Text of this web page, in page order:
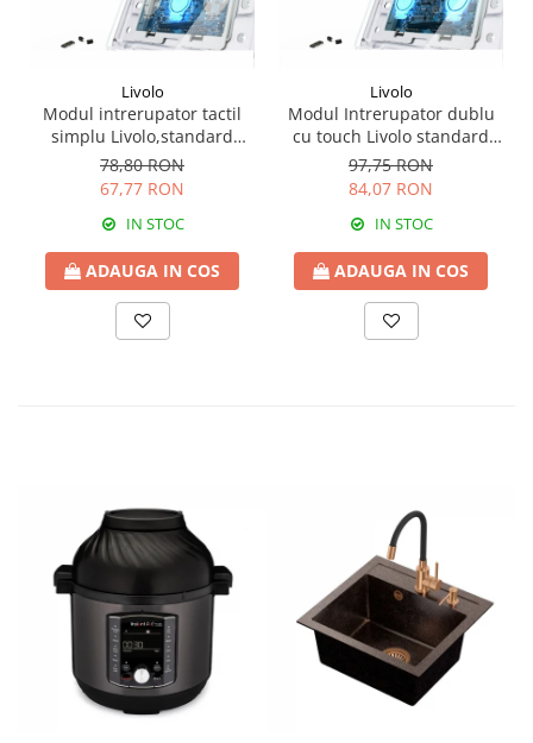
Livolo
Modul intrerupator tactil
simplu Livolo,standard
italian
78,80 RON
67,77 RON
IN STOC
ADAUGA IN COS
Livolo
Modul Intrerupator dublu
cu touch Livolo standard
italian
97,75 RON
84,07 RON
IN STOC
ADAUGA IN COS